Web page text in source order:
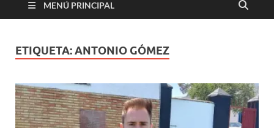
MENÚ PRINCIPAL
ETIQUETA:ANTONIO GÓMEZ